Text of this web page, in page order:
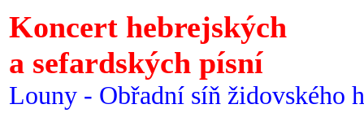
Koncert hebrejských
a sefardských písní
Louny - Obřadní síň židovského